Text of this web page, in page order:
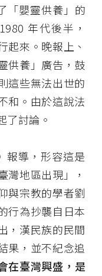
「嬰靈供養」的
年代後半，
起來。晚報上、
供養」廣告，鼓
這些無法出世的
和。由於這說法
了討論。
報導，形容這是
灣地區出現」，
與宗教的學者劉
行為抄襲自日本
，漢民族的民間
果，並不紀念追
在臺灣興盛，是